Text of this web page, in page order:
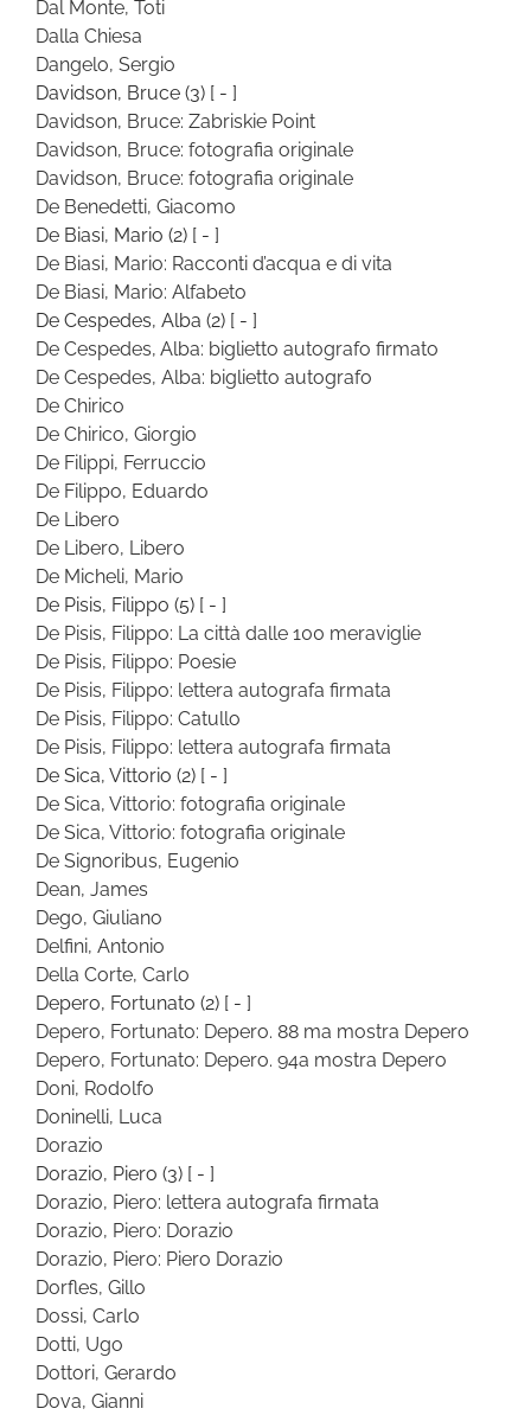
Dal Monte, Toti
Dalla Chiesa
Dangelo, Sergio
Davidson, Bruce (3) [ - ]
Davidson, Bruce: Zabriskie Point
Davidson, Bruce: fotografia originale
Davidson, Bruce: fotografia originale
De Benedetti, Giacomo
De Biasi, Mario (2) [ - ]
De Biasi, Mario: Racconti d’acqua e di vita
De Biasi, Mario: Alfabeto
De Cespedes, Alba (2) [ - ]
De Cespedes, Alba: biglietto autografo firmato
De Cespedes, Alba: biglietto autografo
De Chirico
De Chirico, Giorgio
De Filippi, Ferruccio
De Filippo, Eduardo
De Libero
De Libero, Libero
De Micheli, Mario
De Pisis, Filippo (5) [ - ]
De Pisis, Filippo: La città dalle 100 meraviglie
De Pisis, Filippo: Poesie
De Pisis, Filippo: lettera autografa firmata
De Pisis, Filippo: Catullo
De Pisis, Filippo: lettera autografa firmata
De Sica, Vittorio (2) [ - ]
De Sica, Vittorio: fotografia originale
De Sica, Vittorio: fotografia originale
De Signoribus, Eugenio
Dean, James
Dego, Giuliano
Delfini, Antonio
Della Corte, Carlo
Depero, Fortunato (2) [ - ]
Depero, Fortunato: Depero. 88 ma mostra Depero
Depero, Fortunato: Depero. 94a mostra Depero
Doni, Rodolfo
Doninelli, Luca
Dorazio
Dorazio, Piero (3) [ - ]
Dorazio, Piero: lettera autografa firmata
Dorazio, Piero: Dorazio
Dorazio, Piero: Piero Dorazio
Dorfles, Gillo
Dossi, Carlo
Dotti, Ugo
Dottori, Gerardo
Dova, Gianni